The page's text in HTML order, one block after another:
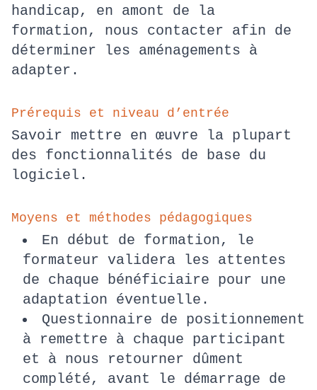
handicap, en amont de la
formation, nous contacter afin de
déterminer les aménagements à
adapter.
Prérequis et niveau d’entrée
Savoir mettre en œuvre la plupart
des fonctionnalités de base du
logiciel.
Moyens et méthodes pédagogiques
En début de formation, le
formateur validera les attentes
de chaque bénéficiaire pour une
adaptation éventuelle.
Questionnaire de positionnement
à remettre à chaque participant
et à nous retourner dûment
complété, avant le démarrage de